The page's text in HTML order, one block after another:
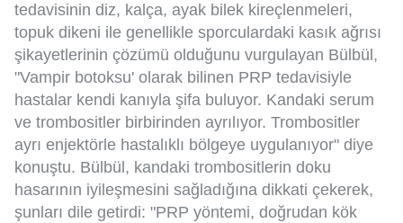
tedavisinin diz, kalça, ayak bilek kireçlenmeleri,
topuk dikeni ile genellikle sporculardaki kasık ağrısı
şikayetlerinin çözümü olduğunu vurgulayan Bülbül,
"Vampir botoksu' olarak bilinen PRP tedavisiyle
hastalar kendi kanıyla şifa buluyor. Kandaki serum
ve trombositler birbirinden ayrılıyor. Trombositler
ayrı enjektörle hastalıklı bölgeye uygulanıyor" diye
konuştu. Bülbül, kandaki trombositlerin doku
hasarının iyileşmesini sağladığına dikkati çekerek,
şunları dile getirdi: "PRP yöntemi, doğrudan kök